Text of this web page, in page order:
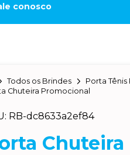
conosco
Todos os Brindes
Porta
Chuteira Promocional
RB-dc8633a2ef84